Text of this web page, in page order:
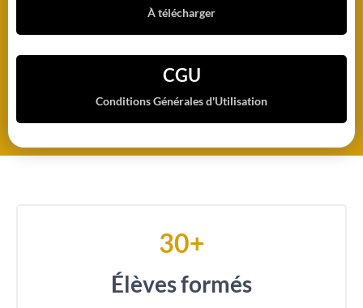
À télécharger
CGU
Conditions Générales d'Utilisation
30+
Élèves formés